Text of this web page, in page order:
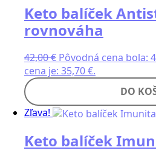
Keto balíček
rovnováha
42,00€ Pôvodná cena bola:
cena je: 35,70 €.
DO
Zľava!
Keto balíček